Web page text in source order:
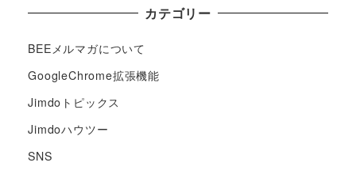
カテゴリー
BEEメルマガについて
GoogleChrome拡張機能
Jimdoトピックス
Jimdoハウツー
SNS